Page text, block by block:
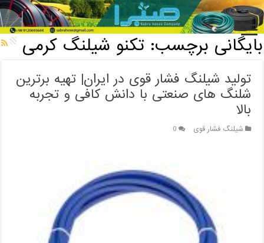
خانه / بایگانی برچسب: تکنو شیلنگ کرمی
بایگانی برچسب:تکنو شیلنگ کرمی
تولید شیلنگ فشار قوی در ایران| تهیه برترین
شلنگ های صنعتی با دانش کافی و تجربه
بالا
شیلنگ فشار قوی 0